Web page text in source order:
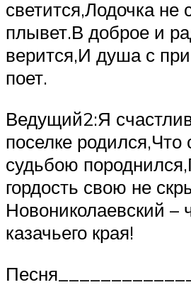
светится,Лодочка
плывет.В доброе и
верится,И душа с
поет.
Ведущий2:Я
поселке
судьбою
гордость свою не
Новониколаевский –
казачьего края!